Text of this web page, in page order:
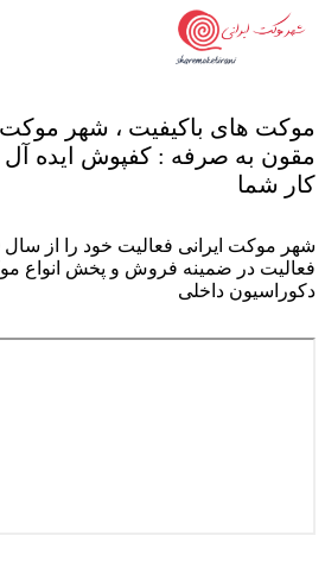
موکت های باکیفیت ، شهر موکت
مقون به صرفه : کفپوش ایده آل
کار شما
فعالیت در ضمینه فروش و پخش انواع
دکوراسیون داخلی